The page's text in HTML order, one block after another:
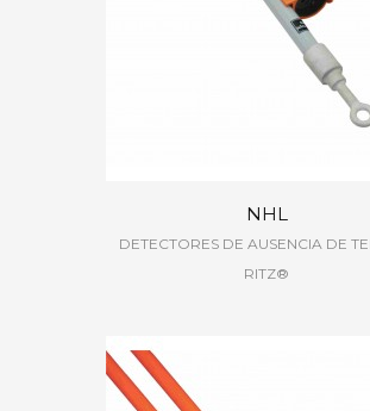
NHL
DETECTORES DE AUSENCIA DE
RITZ®